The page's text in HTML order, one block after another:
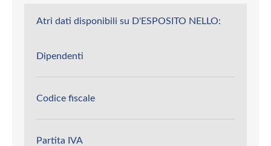
Atri dati disponibili su D'ESPOSITO NELLO:
Dipendenti
Codice fiscale
Partita IVA